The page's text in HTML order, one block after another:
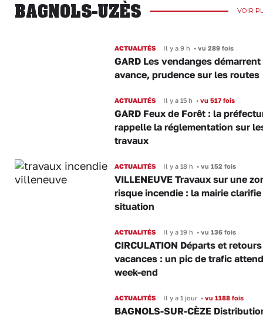
BAGNOLS-UZÈS VOIR
ACTUALITÉS Il y a 9 h •vu 289 fois
GARD Les vendanges démarrent
avance, prudence sur les routes
ACTUALITÉS Il y a 15 h •vu 517 fois
GARD Feux de Forêt : la
rappelle la réglementation sur
travaux
ACTUALITÉS Il y a 18 h •vu 152 fois
VILLENEUVE Travaux sur une
risque incendie : la mairie
situation
ACTUALITÉS Il y a 19 h •vu 136 fois
CIRCULATION Départs et
vacances : un pic de trafic
week-end
ACTUALITÉS Il y a 1 jour •vu 1188 fois
BAGNOLS-SUR-CÈZE